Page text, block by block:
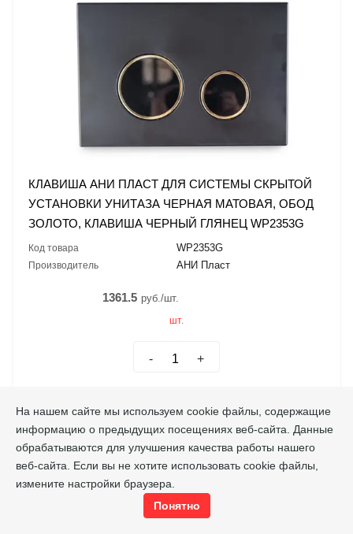
КЛАВИША АНИ ПЛАСТ ДЛЯ СИСТЕМЫ СКРЫТОЙ
УСТАНОВКИ УНИТАЗА ЧЕРНАЯ МАТОВАЯ, ОБОД
ЗОЛОТО, КЛАВИША ЧЕРНЫЙ ГЛЯНЕЦ WP2353G
Код товара WP2353G
Производитель АНИ Пласт
1361.5 руб./шт.
шт.
- +
В корзину
На нашем сайте мы используем cookie файлы, содержащие
информацию о предыдущих посещениях веб-сайта. Данные
обрабатываются для улучшения качества работы нашего
веб-сайта. Если вы не хотите использовать cookie файлы,
измените настройки браузера.
Понятно